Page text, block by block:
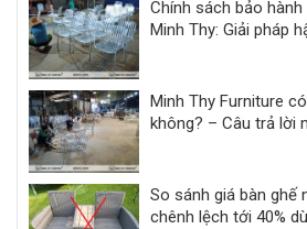
Chính sách bảo
Minh Thy: Giải pháp
Minh Thy Furniture
không? – Câu trả lời
So sánh giá bàn ghế
chênh lệch tới 40%